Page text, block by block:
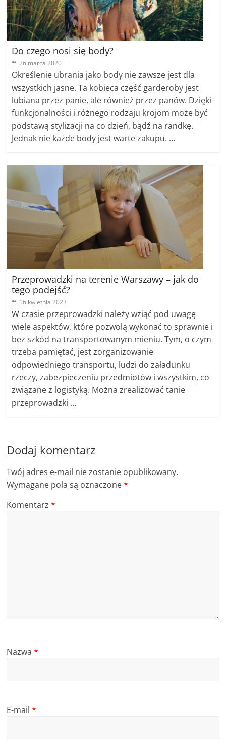
Do czego nosi się body?
26 marca 2020
Określenie ubrania jako body nie zawsze jest dla
wszystkich jasne. Ta kobieca część garderoby jest
lubiana przez panie, ale również przez panów. Dzięki
funkcjonalności i różnego rodzaju krojom może być
podstawą stylizacji na co dzień, bądź na randkę.
Jednak nie każde body jest warte zakupu. …
Przeprowadzki na terenie Warszawy – jak do
tego podejść?
16 kwietnia 2023
W czasie przeprowadzki należy wziąć pod uwagę
wiele aspektów, które pozwolą wykonać to sprawnie i
bez szkód na transportowanym mieniu. Tym, o czym
trzeba pamiętać, jest zorganizowanie
odpowiedniego transportu, ludzi do załadunku
rzeczy, zabezpieczeniu przedmiotów i wszystkim, co
związane z logistyką. Można zrealizować tanie
przeprowadzki …
Dodaj komentarz
Twój adres e-mail nie zostanie opublikowany.
Wymagane pola są oznaczone*
Komentarz*
Nazwa*
E-mail*